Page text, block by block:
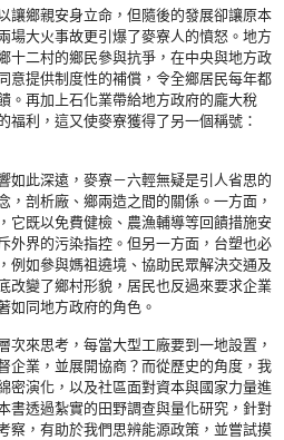
鄉親安身立命，但隨後的發展卻讓原本
場大火事故更引爆了麥寮人的憤怒。地方
十二村的鄉民參與抗爭，在中央與地方政
意提供制度性的補償，令全鄉居民每年都
。再加上石化業帶給地方政府的龐大稅
福利，這又使麥寮獲得了另一個稱號：
此深遠，麥寮－六輕無疑是引人省思的
，剖析廠、鄉兩造之間的關係。一方面，
它既以免費健檢、農漁輔導等回饋措施安
外界的污染指控。但另一方面，台塑也必
例如參與媽祖遶境、協助民眾解決交通及
改變了鄉村形貌，居民也反過來要求企業
如同地方政府的角色。
來思考，每當大型工廠要到一地設置，
企業，並展開協商？而從歷史的角度，我
密演化，以及社區面對資本與國家力量進
書透過紮實的田野調查與量化研究，針對
察，有助於我們思辨能源政策，並嘗試摸